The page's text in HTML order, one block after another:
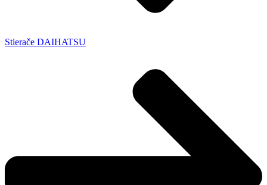
Stierače DAIHATSU